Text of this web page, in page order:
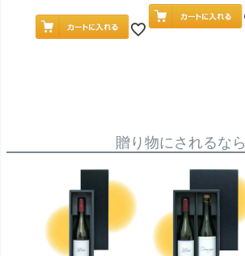
贈り物にされるなら